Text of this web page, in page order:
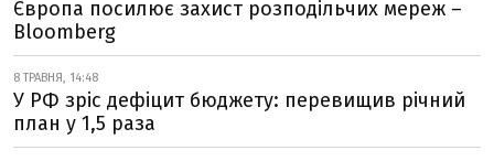
Європа посилює захист розподільчих мереж –
Bloomberg
8 ТРАВНЯ, 14:48
У РФ зріс дефіцит бюджету: перевищив річний
план у 1,5 раза